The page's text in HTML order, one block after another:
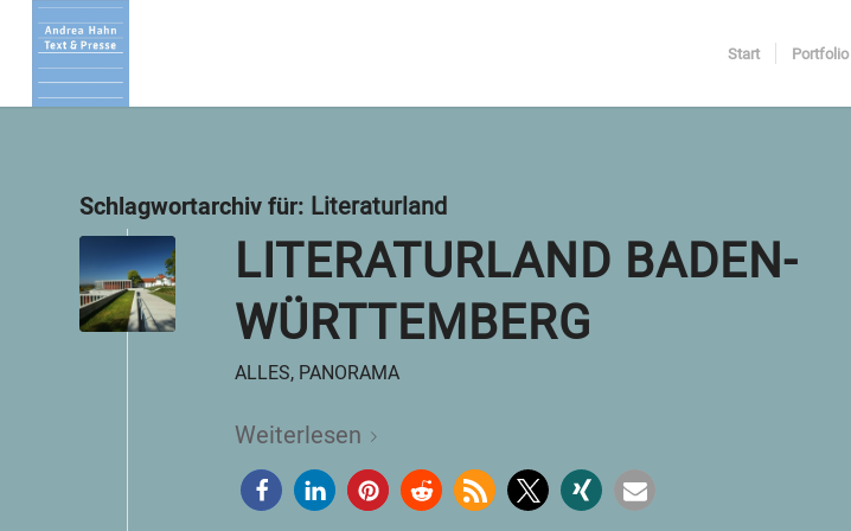
Start Portfolio
Schlagwortarchiv für: Literaturland
LITERATURLAND BADEN-
WÜRTTEMBERG
ALLES, PANORAMA
Weiterlesen